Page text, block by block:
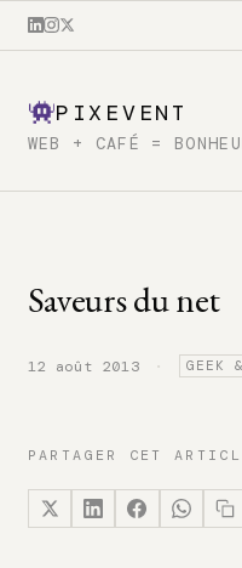
PIXEVENT
WEB + CAFÉ =
Saveurs du net
12 août 2013 · GEEK
PARTAGER CET